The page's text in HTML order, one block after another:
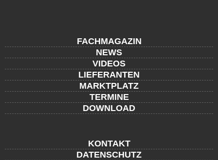
FACHMAGAZIN
NEWS
VIDEOS
LIEFERANTEN
MARKTPLATZ
TERMINE
DOWNLOAD
KONTAKT
DATENSCHUTZ